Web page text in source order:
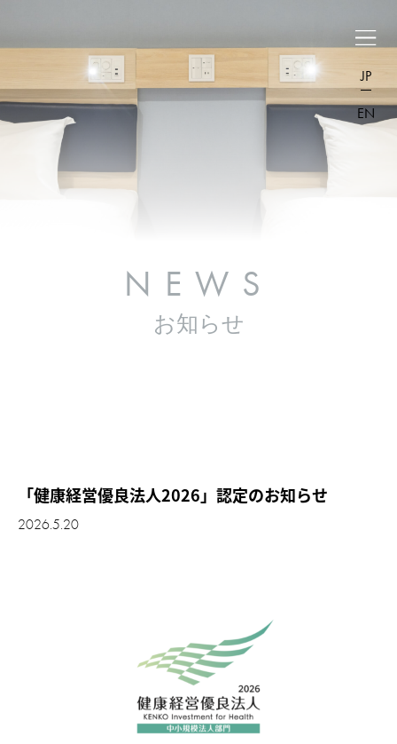
JP
EN
NEWS
お知らせ
「健康経営優良法人2026」認定のお知らせ
2026.5.20